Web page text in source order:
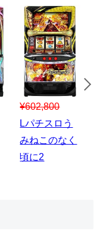
¥1,867,800
Lパチスロ 炎
炎ノ消防隊2